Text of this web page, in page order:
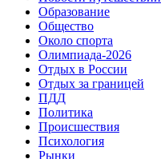
Образование
Общество
Около спорта
Олимпиада-2026
Отдых в России
Отдых за границей
ПДД
Политика
Происшествия
Психология
Рынки